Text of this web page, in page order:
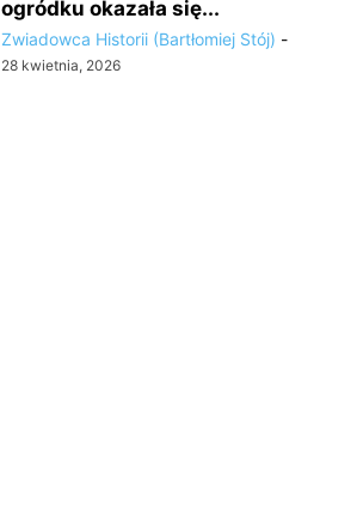
ogródku okazała się...
Zwiadowca Historii (Bartłomiej Stój) -
28 kwietnia, 2026